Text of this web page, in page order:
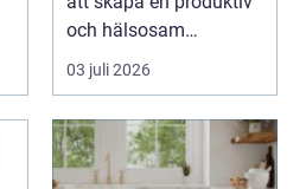
och hälsosam
arbetsmiljö. En...
03 juli 2026